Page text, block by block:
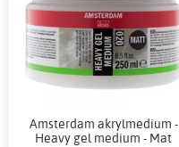
Amsterdam akrylmedium -
Heavy gel medium - Mat